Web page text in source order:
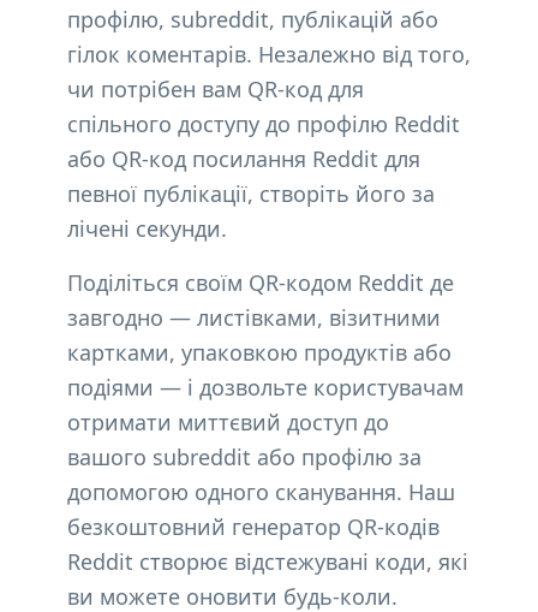
профілю, subreddit, публікацій або
гілок коментарів. Незалежно від того,
чи потрібен вам QR-код для
спільного доступу до профілю Reddit
або QR-код посилання Reddit для
певної публікації, створіть його за
лічені секунди.
Поділіться своїм QR-кодом Reddit де
завгодно — листівками, візитними
картками, упаковкою продуктів або
подіями — і дозвольте користувачам
отримати миттєвий доступ до
вашого subreddit або профілю за
допомогою одного сканування. Наш
безкоштовний генератор QR-кодів
Reddit створює відстежувані коди, які
ви можете оновити будь-коли.